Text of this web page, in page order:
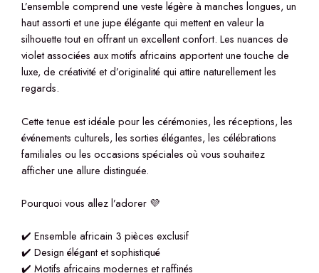
L’ensemble comprend une veste légère à manches longues, un
haut assorti et une jupe élégante qui mettent en valeur la
silhouette tout en offrant un excellent confort. Les nuances de
violet associées aux motifs africains apportent une touche de
luxe, de créativité et d’originalité qui attire naturellement les
regards.
Cette tenue est idéale pour les cérémonies, les réceptions, les
événements culturels, les sorties élégantes, les célébrations
familiales ou les occasions spéciales où vous souhaitez
afficher une allure distinguée.
Pourquoi vous allez l’adorer 💜
✔️ Ensemble africain 3 pièces exclusif
✔️ Design élégant et sophistiqué
✔️ Motifs africains modernes et raffinés